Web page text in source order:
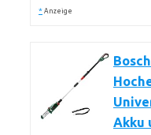
* Anzeige
Akku